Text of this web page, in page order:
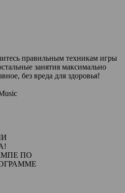
правильным техникам игры
занятия максимально
без вреда для здоровья!
ПО